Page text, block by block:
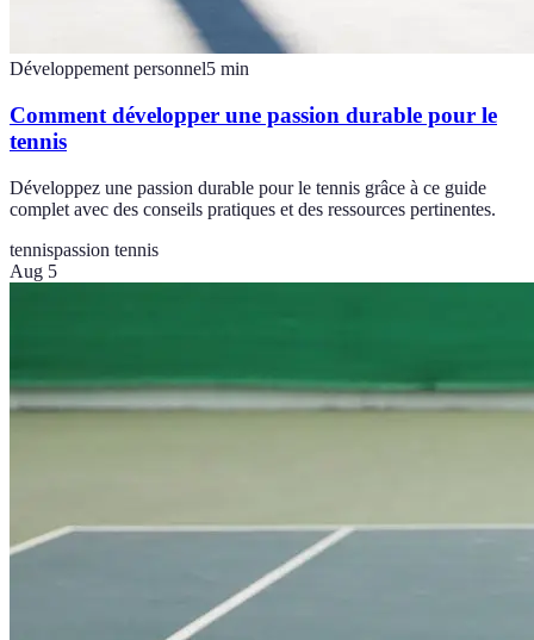
Développement personnel5 min
Comment développer une passion durable pour le
tennis
Développez une passion durable pour le tennis grâce à ce guide
complet avec des conseils pratiques et des ressources pertinentes.
tennispassion tennis
Aug 5